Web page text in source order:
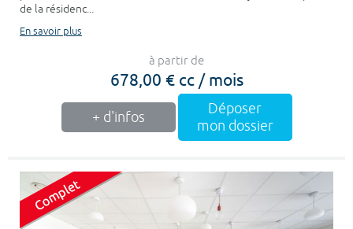
de la résidenc...
En savoir plus
à partir de
678,00 € cc / mois
+ d'infos
Déposer
mon dossier